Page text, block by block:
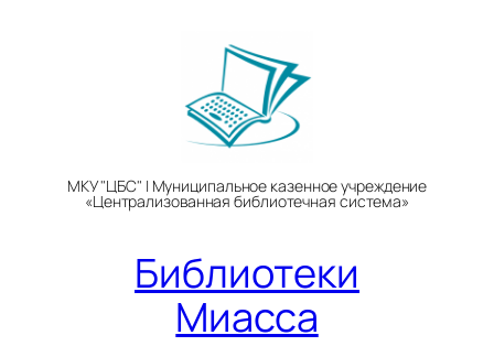
МКУ "ЦБС" | Муниципальное казенное учреждение
«Централизованная библиотечная система»
Библиотеки
Миасса